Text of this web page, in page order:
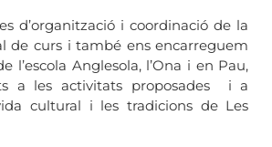
d’organització i coordinació de la
de curs i també ensencarreguem
l’escola Anglesola, l’Ona i en Pau,
a les activitats proposades i a
cultural i les tradicions de Les